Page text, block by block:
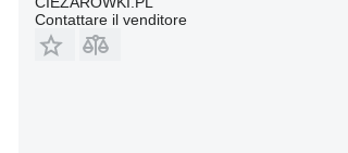
Contattare il venditore